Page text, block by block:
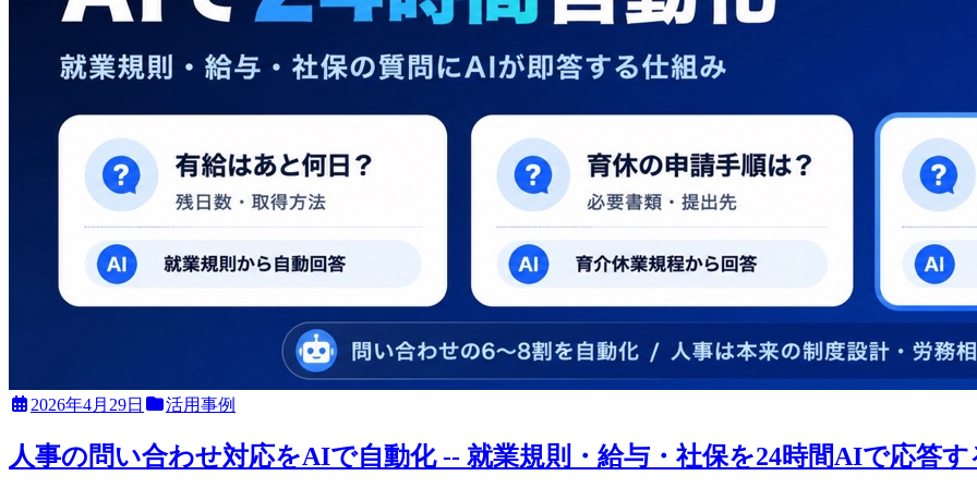
2026年4月29日 活用事例
人事の問い合わせ対応をAIで自動化 -- 就業規則・給与・社保を24時間AIで応答す